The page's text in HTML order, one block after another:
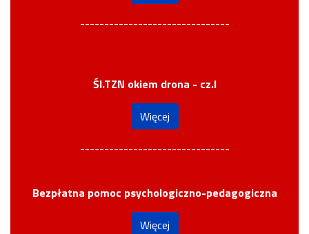
-------------------------------
Śl.TZN okiem drona - cz.I
Więcej
-------------------------------
Bezpłatna pomoc psychologiczno-pedagogiczna
Więcej